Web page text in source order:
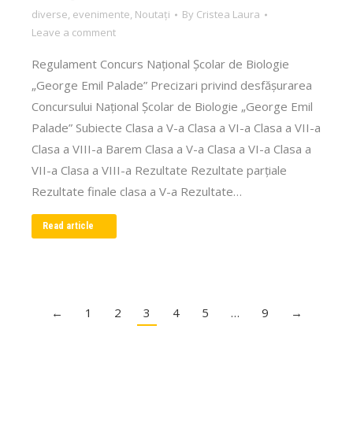
diverse, evenimente, Noutați By Cristea Laura
Leave a comment
Regulament Concurs Național Școlar de Biologie
„George Emil Palade” Precizari privind desfășurarea
Concursului Național Școlar de Biologie „George Emil
Palade” Subiecte Clasa a V-a Clasa a VI-a Clasa a VII-a
Clasa a VIII-a Barem Clasa a V-a Clasa a VI-a Clasa a
VII-a Clasa a VIII-a Rezultate Rezultate parțiale
Rezultate finale clasa a V-a Rezultate…
Read article
← 1 2 3 4 5 … 9 →